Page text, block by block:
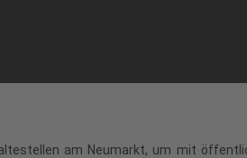
am Neumarkt, um mit